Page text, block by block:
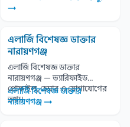
→
এলার্জি বিশেষজ্ঞ ডাক্তার
নারায়ণগঞ্জ
এলার্জি বিশেষজ্ঞ ডাক্তার
নারায়ণগঞ্জ — ভ্যারিফাইড
প্রোফাইল, চেম্বার ও যোগাযোগের
তথ্য।
এলার্জি বিশেষজ্ঞ ডাক্তার
নারায়ণগঞ্জ →